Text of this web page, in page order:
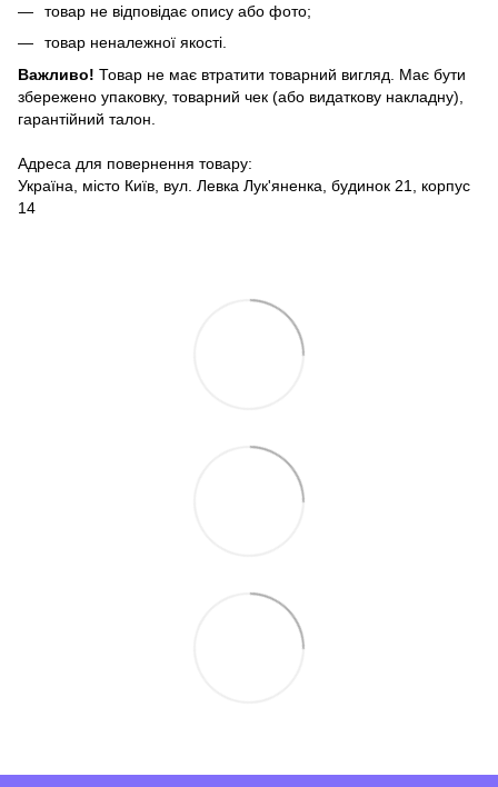
товар не відповідає опису або фото;
товар неналежної якості.
Важливо! Товар не має втратити товарний вигляд. Має бути
збережено упаковку, товарний чек (або видаткову накладну),
гарантійний талон.
Адреса для повернення товару:
Україна, місто Київ, вул. Левка Лук'яненка, будинок 21, корпус
14